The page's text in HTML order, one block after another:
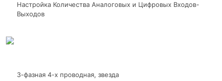
Настройка Количества Аналоговых и Цифровых Входов-
Выходов
3-фазная 4-х проводная, звезда